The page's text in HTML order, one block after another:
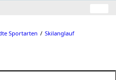
Sportarten Skilanglauf